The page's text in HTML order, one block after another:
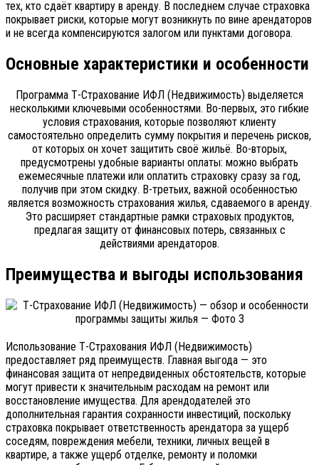
тех, кто сдаёт квартиру в аренду. В последнем случае страховка
покрывает риски, которые могут возникнуть по вине арендаторов
и не всегда компенсируются залогом или пунктами договора.
Основные характеристики и особенности
Программа Т-Страхование ИФЛ (Недвижимость) выделяется
несколькими ключевыми особенностями. Во-первых, это гибкие
условия страхования, которые позволяют клиенту
самостоятельно определить сумму покрытия и перечень рисков,
от которых он хочет защитить своё жильё. Во-вторых,
предусмотрены удобные варианты оплаты: можно выбрать
ежемесячные платежи или оплатить страховку сразу за год,
получив при этом скидку. В-третьих, важной особенностью
является возможность страхования жилья, сдаваемого в аренду.
Это расширяет стандартные рамки страховых продуктов,
предлагая защиту от финансовых потерь, связанных с
действиями арендаторов.
Преимущества и выгоды использования
Использование Т-Страхования ИФЛ (Недвижимость)
предоставляет ряд преимуществ. Главная выгода — это
финансовая защита от непредвиденных обстоятельств, которые
могут привести к значительным расходам на ремонт или
восстановление имущества. Для арендодателей это
дополнительная гарантия сохранности инвестиций, поскольку
страховка покрывает ответственность арендатора за ущерб
соседям, повреждения мебели, техники, личных вещей в
квартире, а также ущерб отделке, ремонту и поломки